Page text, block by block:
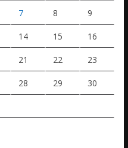
7 8 9
14 15 16
21 22 23
28 29 30